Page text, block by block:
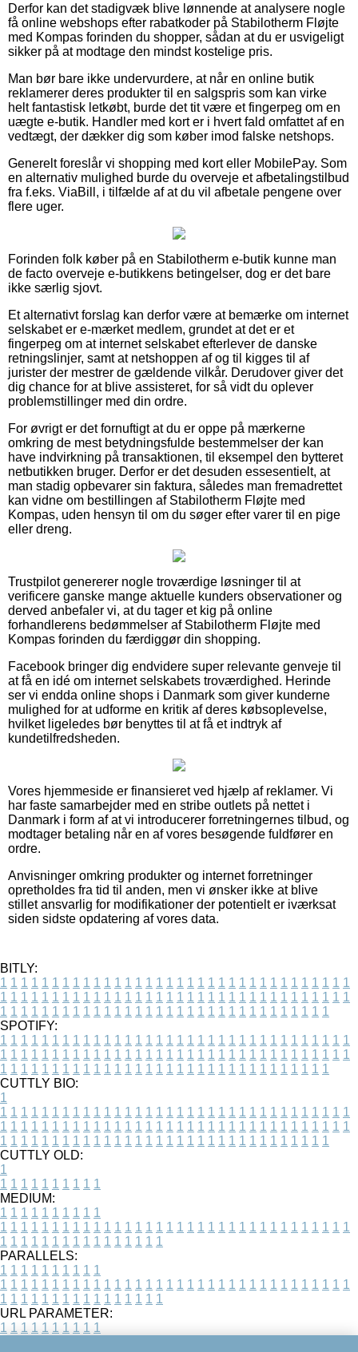
Derfor kan det stadigvæk blive lønnende at analysere nogle
få online webshops efter rabatkoder på Stabilotherm Fløjte
med Kompas forinden du shopper, sådan at du er usvigeligt
sikker på at modtage den mindst kostelige pris.
Man bør bare ikke undervurdere, at når en online butik
reklamerer deres produkter til en salgspris som kan virke
helt fantastisk letkøbt, burde det tit være et fingerpeg om en
uægte e-butik. Handler med kort er i hvert fald omfattet af en
vedtægt, der dækker dig som køber imod falske netshops.
Generelt foreslår vi shopping med kort eller MobilePay. Som
en alternativ mulighed burde du overveje et afbetalingstilbud
fra f.eks. ViaBill, i tilfælde af at du vil afbetale pengene over
flere uger.
Forinden folk køber på en Stabilotherm e-butik kunne man
de facto overveje e-butikkens betingelser, dog er det bare
ikke særlig sjovt.
Et alternativt forslag kan derfor være at bemærke om internet
selskabet er e-mærket medlem, grundet at det er et
fingerpeg om at internet selskabet efterlever de danske
retningslinjer, samt at netshoppen af og til kigges til af
jurister der mestrer de gældende vilkår. Derudover giver det
dig chance for at blive assisteret, for så vidt du oplever
problemstillinger med din ordre.
For øvrigt er det fornuftigt at du er oppe på mærkerne
omkring de mest betydningsfulde bestemmelser der kan
have indvirkning på transaktionen, til eksempel den bytteret
netbutikken bruger. Derfor er det desuden essesentielt, at
man stadig opbevarer sin faktura, således man fremadrettet
kan vidne om bestillingen af Stabilotherm Fløjte med
Kompas, uden hensyn til om du søger efter varer til en pige
eller dreng.
Trustpilot genererer nogle troværdige løsninger til at
verificere ganske mange aktuelle kunders observationer og
derved anbefaler vi, at du tager et kig på online
forhandlerens bedømmelser af Stabilotherm Fløjte med
Kompas forinden du færdiggør din shopping.
Facebook bringer dig endvidere super relevante genveje til
at få en idé om internet selskabets troværdighed. Herinde
ser vi endda online shops i Danmark som giver kunderne
mulighed for at udforme en kritik af deres købsoplevelse,
hvilket ligeledes bør benyttes til at få et indtryk af
kundetilfredsheden.
Vores hjemmeside er finansieret ved hjælp af reklamer. Vi
har faste samarbejder med en stribe outlets på nettet i
Danmark i form af at vi introducerer forretningernes tilbud, og
modtager betaling når en af vores besøgende fuldfører en
ordre.
Anvisninger omkring produkter og internet forretninger
opretholdes fra tid til anden, men vi ønsker ikke at blive
stillet ansvarlig for modifikationer der potentielt er iværksat
siden sidste opdatering af vores data.
BITLY:
1 1 1 1 1 1 1 1 1 1 1 1 1 1 1 1 1 1 1 1 1 1 1 1 1 1 1 1 1 1 1 1 1 1
1 1 1 1 1 1 1 1 1 1 1 1 1 1 1 1 1 1 1 1 1 1 1 1 1 1 1 1 1 1 1 1 1 1
1 1 1 1 1 1 1 1 1 1 1 1 1 1 1 1 1 1 1 1 1 1 1 1 1 1 1 1 1 1 1 1
SPOTIFY:
1 1 1 1 1 1 1 1 1 1 1 1 1 1 1 1 1 1 1 1 1 1 1 1 1 1 1 1 1 1 1 1 1 1
1 1 1 1 1 1 1 1 1 1 1 1 1 1 1 1 1 1 1 1 1 1 1 1 1 1 1 1 1 1 1 1 1 1
1 1 1 1 1 1 1 1 1 1 1 1 1 1 1 1 1 1 1 1 1 1 1 1 1 1 1 1 1 1 1 1
CUTTLY BIO:
1
1 1 1 1 1 1 1 1 1 1 1 1 1 1 1 1 1 1 1 1 1 1 1 1 1 1 1 1 1 1 1 1 1 1
1 1 1 1 1 1 1 1 1 1 1 1 1 1 1 1 1 1 1 1 1 1 1 1 1 1 1 1 1 1 1 1 1 1
1 1 1 1 1 1 1 1 1 1 1 1 1 1 1 1 1 1 1 1 1 1 1 1 1 1 1 1 1 1 1 1
CUTTLY OLD:
1
1 1 1 1 1 1 1 1 1 1
MEDIUM:
1 1 1 1 1 1 1 1 1 1
1 1 1 1 1 1 1 1 1 1 1 1 1 1 1 1 1 1 1 1 1 1 1 1 1 1 1 1 1 1 1 1 1 1
1 1 1 1 1 1 1 1 1 1 1 1 1 1 1 1
PARALLELS:
1 1 1 1 1 1 1 1 1 1
1 1 1 1 1 1 1 1 1 1 1 1 1 1 1 1 1 1 1 1 1 1 1 1 1 1 1 1 1 1 1 1 1 1
1 1 1 1 1 1 1 1 1 1 1 1 1 1 1 1
URL PARAMETER:
1 1 1 1 1 1 1 1 1 1